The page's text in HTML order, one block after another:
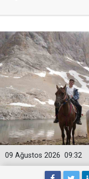
09:32
09 Ağustos 2026